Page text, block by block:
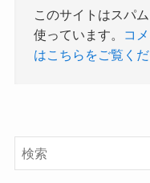
このサイトはスパ
使っています。
コ
はこちらをご覧く